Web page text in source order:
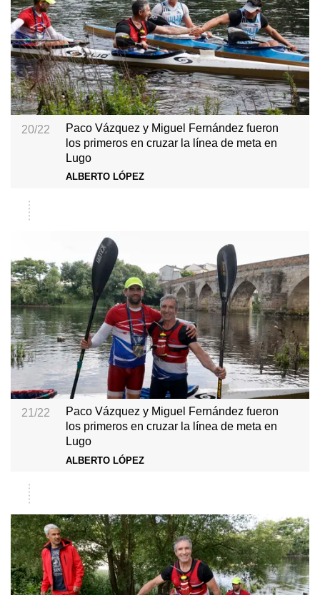
20/22
Paco Vázquez y Miguel Fernández fueron
los primeros en cruzar la línea de meta en
Lugo
ALBERTO LÓPEZ
21/22
Paco Vázquez y Miguel Fernández fueron
los primeros en cruzar la línea de meta en
Lugo
ALBERTO LÓPEZ